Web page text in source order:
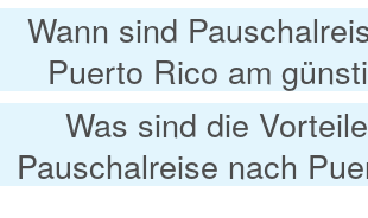
Wann sind
Puerto Rico am
Was sind die
Pauschalreise nach